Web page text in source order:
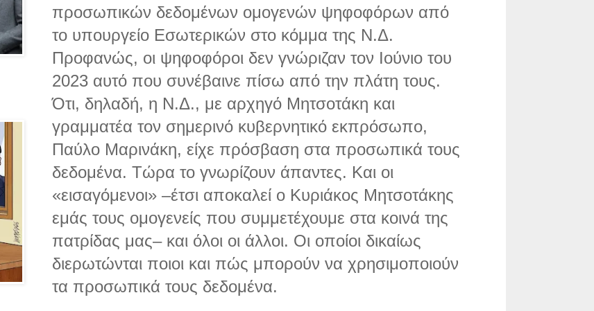
προσωπικών δεδομένων ομογενών ψηφοφόρων από
το υπουργείο Εσωτερικών στο κόμμα της Ν.Δ.
Προφανώς, οι ψηφοφόροι δεν γνώριζαν τον Ιούνιο του
2023 αυτό που συνέβαινε πίσω από την πλάτη τους.
Ότι, δηλαδή, η Ν.Δ., με αρχηγό Μητσοτάκη και
γραμματέα τον σημερινό κυβερνητικό εκπρόσωπο,
Παύλο Μαρινάκη, είχε πρόσβαση στα προσωπικά τους
δεδομένα. Τώρα το γνωρίζουν άπαντες. Και οι
«εισαγόμενοι» –έτσι αποκαλεί ο Κυριάκος Μητσοτάκης
εμάς τους ομογενείς που συμμετέχουμε στα κοινά της
πατρίδας μας– και όλοι οι άλλοι. Οι οποίοι δικαίως
διερωτώνται ποιοι και πώς μπορούν να χρησιμοποιούν
τα προσωπικά τους δεδομένα.